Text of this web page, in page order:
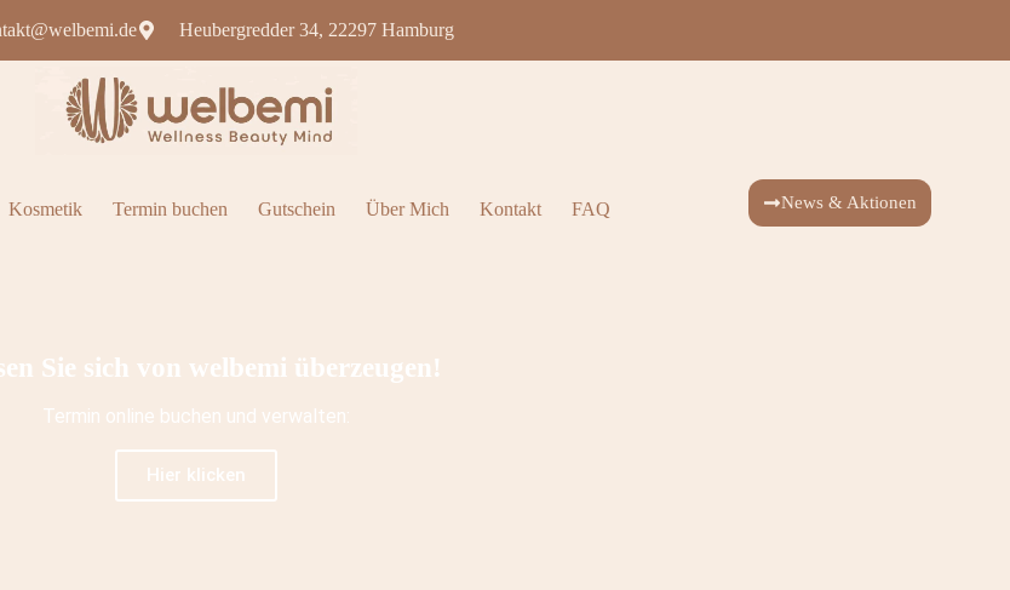
Heubergredder 34, 22297 Hamburg
Kosmetik Termin buchen Gutschein Über Mich Kontakt FAQ News & Aktionen
Sie sich von welbemi überzeugen!
Termin online buchen und verwalten:
Hier klicken